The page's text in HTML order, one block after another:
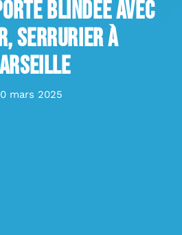
blindée avec
serrurier à
mars 2025